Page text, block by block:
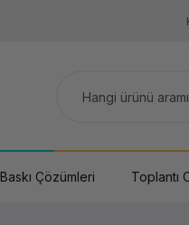
Baskı Çözümleri Toplantı